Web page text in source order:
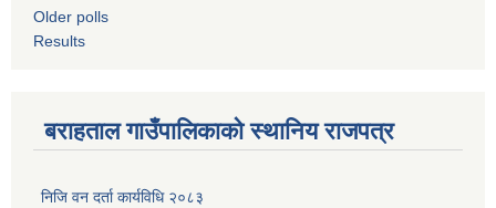
Older polls
Results
बराहताल गाउँपालिकाको स्थानिय राजपत्र
निजि वन दर्ता कार्यविधि २०८३